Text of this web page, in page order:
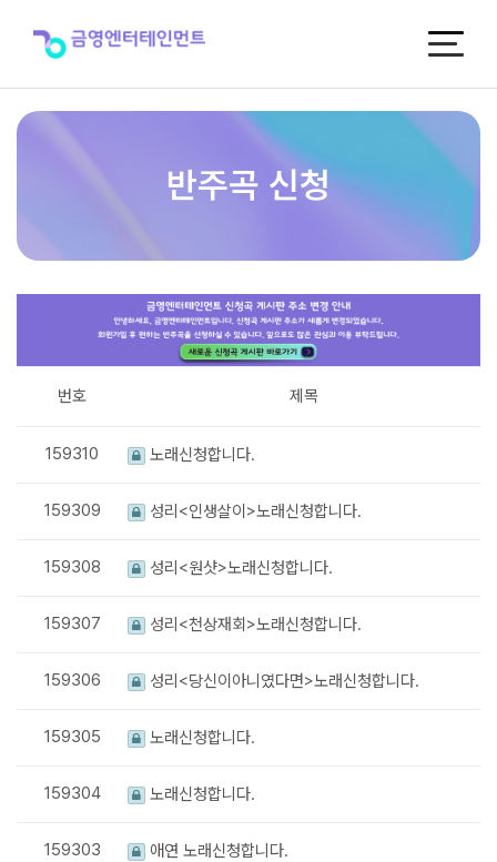
반주곡 신청
번호 제목
159310 노래신청합니다.
159309 성리<인생살이>노래신청합니다.
159308 성리<원샷>노래신청합니다.
159307 성리<천상재회>노래신청합니다.
159306 성리<당신이아니였다면>노래신청합니다.
159305 노래신청합니다.
159304 노래신청합니다.
159303 애연 노래신청합니다.